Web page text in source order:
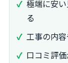
極端に安
る
工事の内
口コミ評